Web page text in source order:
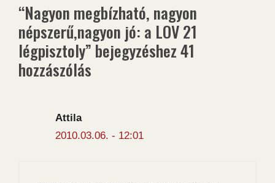
“Nagyon megbízható, nagyon
népszerű,nagyon jó: a LOV 21
légpisztoly” bejegyzéshez 41
hozzászólás
Attila
2010.03.06. - 12:01